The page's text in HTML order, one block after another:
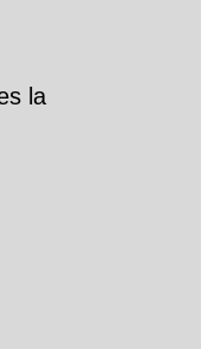
la